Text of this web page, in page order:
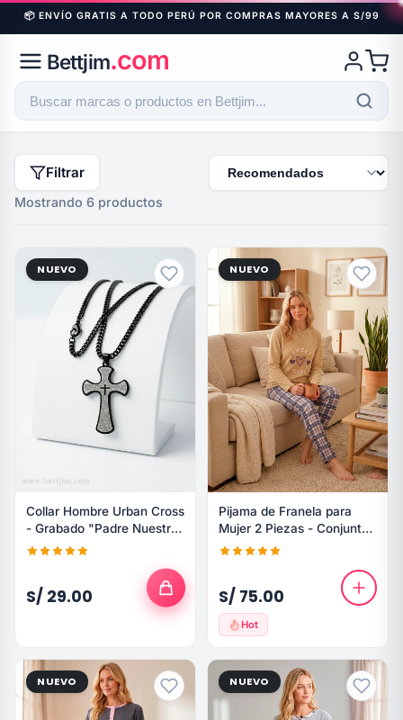
📦 ENVÍO GRATIS A TODO PERÚ POR COMPRAS MAYORES A S/99
Bettjim.com
Filtrar
Mostrando 6 productos
NUEVO
Collar Hombre Urban Cross
- Grabado "Padre Nuestro"
Acero Negro
S/ 29.00
NUEVO
Pijama de Franela para
Mujer 2 Piezas - Conjunto
de Invierno Estampado
S/ 75.00
Hot
NUEVO NUEVO